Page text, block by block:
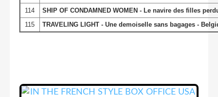
114
SHIP OF CONDAMNED WOMEN - Le navire des filles
115
TRAVELING LIGHT - Une demoiselle sans bagages -